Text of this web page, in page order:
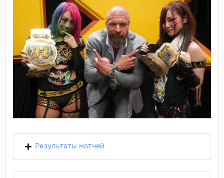
Результаты матчей